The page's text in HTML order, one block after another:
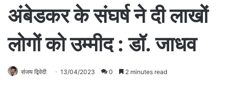
अंबेडकर के संघर्ष ने दी लाखों
लोगों को उम्मीद : डॉ. जाधव
संजय द्विवेदी 13/04/2023 0 2 minutes read